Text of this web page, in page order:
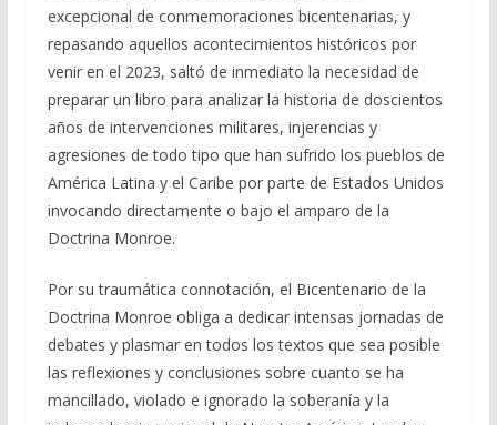
excepcional de conmemoraciones bicentenarias, y
repasando aquellos acontecimientos históricos por
venir en el 2023, saltó de inmediato la necesidad de
preparar un libro para analizar la historia de doscientos
años de intervenciones militares, injerencias y
agresiones de todo tipo que han sufrido los pueblos de
América Latina y el Caribe por parte de Estados Unidos
invocando directamente o bajo el amparo de la
Doctrina Monroe.
Por su traumática connotación, el Bicentenario de la
Doctrina Monroe obliga a dedicar intensas jornadas de
debates y plasmar en todos los textos que sea posible
las reflexiones y conclusiones sobre cuanto se ha
mancillado, violado e ignorado la soberanía y la